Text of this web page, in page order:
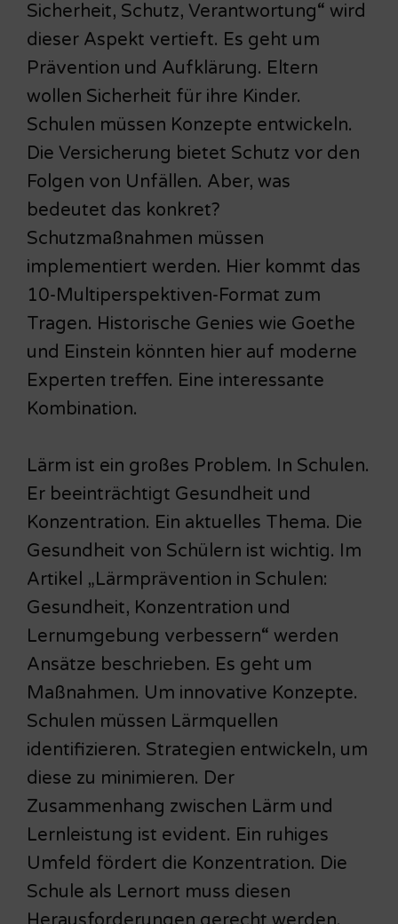
Sicherheit, Schutz, Verantwortung“ wird
dieser Aspekt vertieft. Es geht um
Prävention und Aufklärung. Eltern
wollen Sicherheit für ihre Kinder.
Schulen müssen Konzepte entwickeln.
Die Versicherung bietet Schutz vor den
Folgen von Unfällen. Aber, was
bedeutet das konkret?
Schutzmaßnahmen müssen
implementiert werden. Hier kommt das
10-Multiperspektiven-Format zum
Tragen. Historische Genies wie Goethe
und Einstein könnten hier auf moderne
Experten treffen. Eine interessante
Kombination.
Lärm ist ein großes Problem. In Schulen.
Er beeinträchtigt Gesundheit und
Konzentration. Ein aktuelles Thema. Die
Gesundheit von Schülern ist wichtig. Im
Artikel „Lärmprävention in Schulen:
Gesundheit, Konzentration und
Lernumgebung verbessern“ werden
Ansätze beschrieben. Es geht um
Maßnahmen. Um innovative Konzepte.
Schulen müssen Lärmquellen
identifizieren. Strategien entwickeln, um
diese zu minimieren. Der
Zusammenhang zwischen Lärm und
Lernleistung ist evident. Ein ruhiges
Umfeld fördert die Konzentration. Die
Schule als Lernort muss diesen